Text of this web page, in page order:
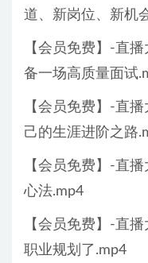
道、新岗位、新机
【会员免费】-直
备一场高质量面试
【会员免费】-直
己的生涯进阶之路
【会员免费】-直
心法.mp4
【会员免费】-直
职业规划了.mp4